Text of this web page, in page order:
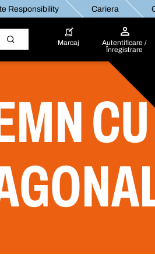
Responsibility Cariera
Marcaj
Autentificare /
Înregistrare
CU